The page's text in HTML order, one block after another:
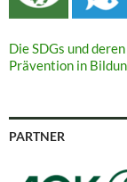
Die SDGs und
Prävention in
PARTNER